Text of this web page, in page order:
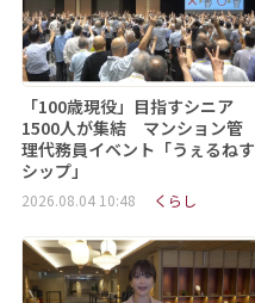
「100歳現役」目指すシニア
1500人が集結 マンション管
理代務員イベント「うぇるねす
シップ」
2026.08.04 10:48 くらし